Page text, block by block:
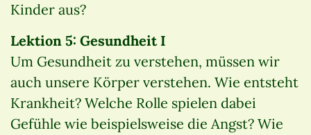
Kinder aus?
Lektion 5: Gesundheit I
Um Gesundheit zu verstehen, müssen wir
auch unsere Körper verstehen. Wie entsteht
Krankheit? Welche Rolle spielen dabei
Gefühle wie beispielsweise die Angst? Wie